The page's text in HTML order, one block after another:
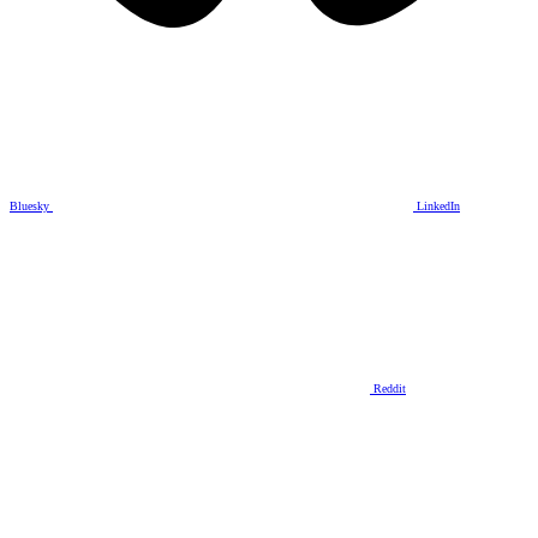
Bluesky LinkedIn
Reddit